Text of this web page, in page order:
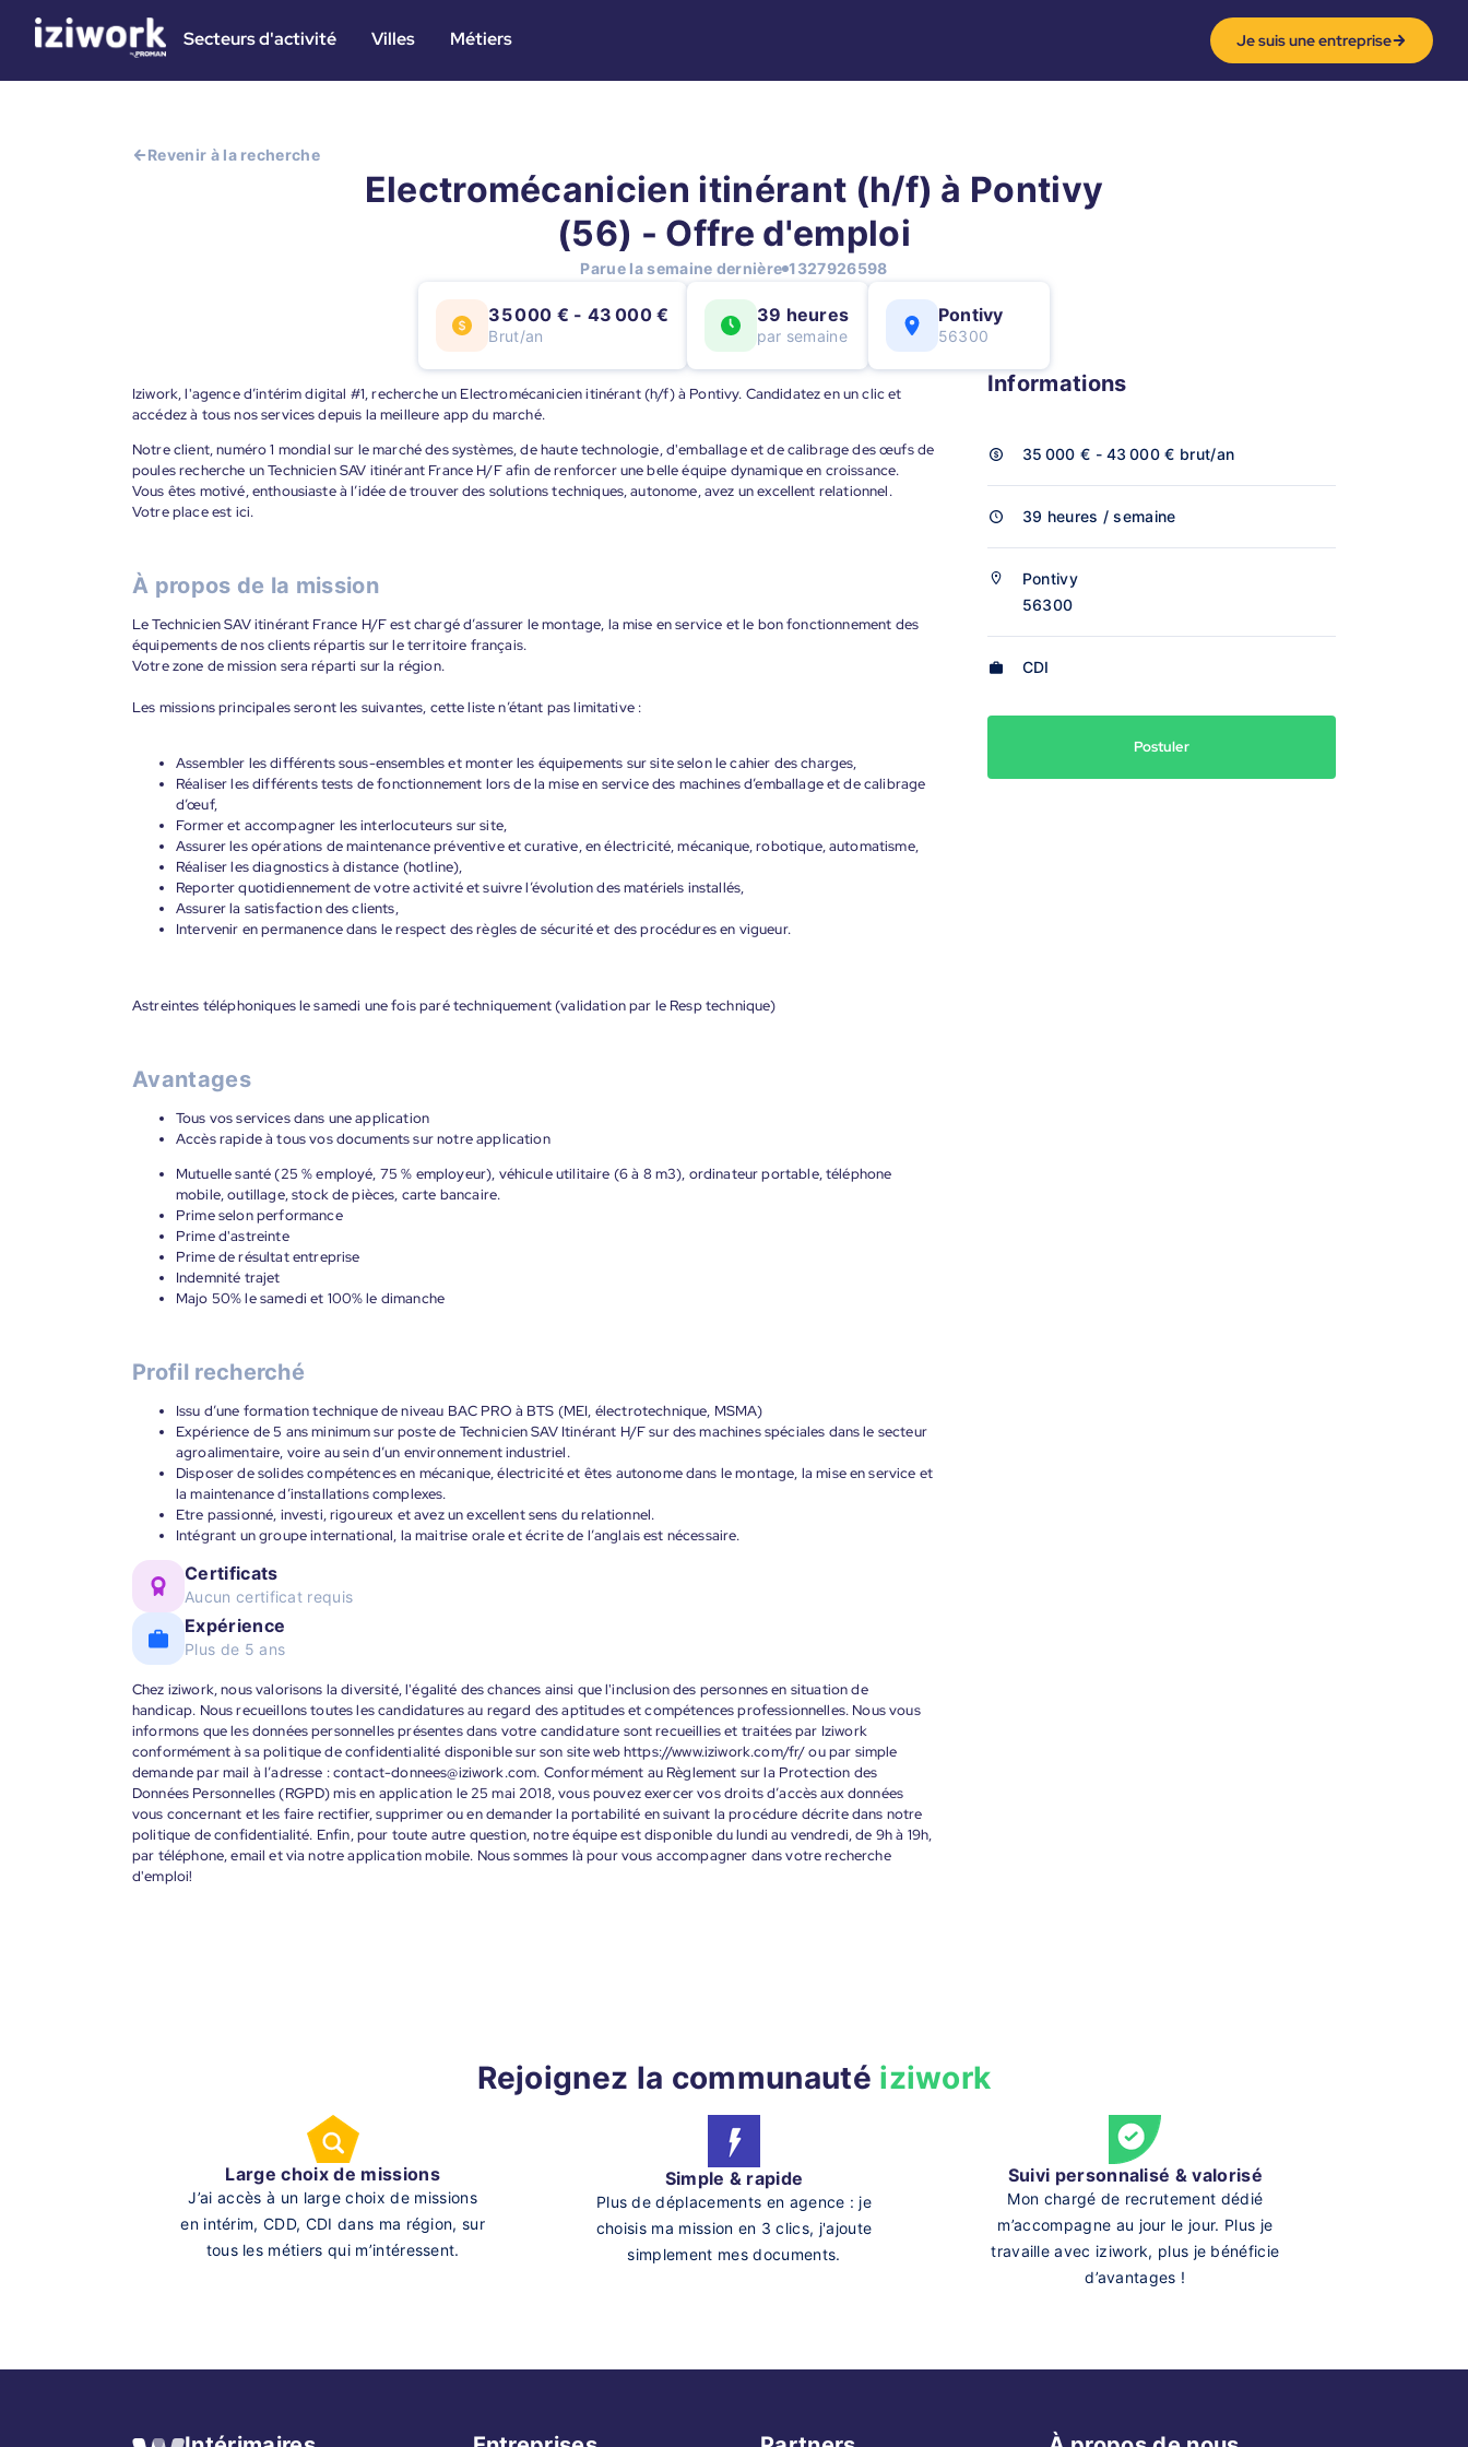
Secteurs d'activité Villes Métiers Je suis une entreprise
Revenir à la recherche
Electromécanicien itinérant (h/f) à Pontivy
(56) - Offre d'emploi
Parue la semaine dernière 1327926598
35 000 € - 43 000 €
Brut/an
39 heures
par semaine
Pontivy
56300
Iziwork, l'agence d’intérim digital #1, recherche un Electromécanicien itinérant (h/f) à Pontivy. Candidatez en un clic et
accédez à tous nos services depuis la meilleure app du marché.
Notre client, numéro 1 mondial sur le marché des systèmes, de haute technologie, d'emballage et de calibrage des œufs de
poules recherche un Technicien SAV itinérant France H/F afin de renforcer une belle équipe dynamique en croissance.
Vous êtes motivé, enthousiaste à l’idée de trouver des solutions techniques, autonome, avez un excellent relationnel.
Votre place est ici.
À propos de la mission
Le Technicien SAV itinérant France H/F est chargé d’assurer le montage, la mise en service et le bon fonctionnement des
équipements de nos clients répartis sur le territoire français.
Votre zone de mission sera réparti sur la région.
Les missions principales seront les suivantes, cette liste n’étant pas limitative :
Assembler les différents sous-ensembles et monter les équipements sur site selon le cahier des charges,
Réaliser les différents tests de fonctionnement lors de la mise en service des machines d’emballage et de calibrage
d’œuf,
Former et accompagner les interlocuteurs sur site,
Assurer les opérations de maintenance préventive et curative, en électricité, mécanique, robotique, automatisme,
Réaliser les diagnostics à distance (hotline),
Reporter quotidiennement de votre activité et suivre l’évolution des matériels installés,
Assurer la satisfaction des clients,
Intervenir en permanence dans le respect des règles de sécurité et des procédures en vigueur.
Astreintes téléphoniques le samedi une fois paré techniquement (validation par le Resp technique)
Avantages
Tous vos services dans une application
Accès rapide à tous vos documents sur notre application
Mutuelle santé (25 % employé, 75 % employeur), véhicule utilitaire (6 à 8 m3), ordinateur portable, téléphone
mobile, outillage, stock de pièces, carte bancaire.
Prime selon performance
Prime d'astreinte
Prime de résultat entreprise
Indemnité trajet
Majo 50% le samedi et 100% le dimanche
Profil recherché
Issu d’une formation technique de niveau BAC PRO à BTS (MEI, électrotechnique, MSMA)
Expérience de 5 ans minimum sur poste de Technicien SAV Itinérant H/F sur des machines spéciales dans le secteur
agroalimentaire, voire au sein d’un environnement industriel.
Disposer de solides compétences en mécanique, électricité et êtes autonome dans le montage, la mise en service et
la maintenance d’installations complexes.
Etre passionné, investi, rigoureux et avez un excellent sens du relationnel.
Intégrant un groupe international, la maitrise orale et écrite de l’anglais est nécessaire.
Certificats
Aucun certificat requis
Expérience
Plus de 5 ans
Chez iziwork, nous valorisons la diversité, l'égalité des chances ainsi que l'inclusion des personnes en situation de
handicap. Nous recueillons toutes les candidatures au regard des aptitudes et compétences professionnelles. Nous vous
informons que les données personnelles présentes dans votre candidature sont recueillies et traitées par Iziwork
conformément à sa politique de confidentialité disponible sur son site web https://www.iziwork.com/fr/ ou par simple
demande par mail à l’adresse : contact-donnees@iziwork.com. Conformément au Règlement sur la Protection des
Données Personnelles (RGPD) mis en application le 25 mai 2018, vous pouvez exercer vos droits d’accès aux données
vous concernant et les faire rectifier, supprimer ou en demander la portabilité en suivant la procédure décrite dans notre
politique de confidentialité. Enfin, pour toute autre question, notre équipe est disponible du lundi au vendredi, de 9h à 19h,
par téléphone, email et via notre application mobile. Nous sommes là pour vous accompagner dans votre recherche
d'emploi!
Informations
35 000 € - 43 000 € brut/an
39 heures / semaine
Pontivy
56300
CDI
Postuler
Rejoignez la communauté iziwork
Large choix de missions
J’ai accès à un large choix de missions
en intérim, CDD, CDI dans ma région, sur
tous les métiers qui m’intéressent.
Simple & rapide
Plus de déplacements en agence : je
choisis ma mission en 3 clics, j'ajoute
simplement mes documents.
Suivi personnalisé & valorisé
Mon chargé de recrutement dédié
m’accompagne au jour le jour. Plus je
travaille avec iziwork, plus je bénéficie
d’avantages !